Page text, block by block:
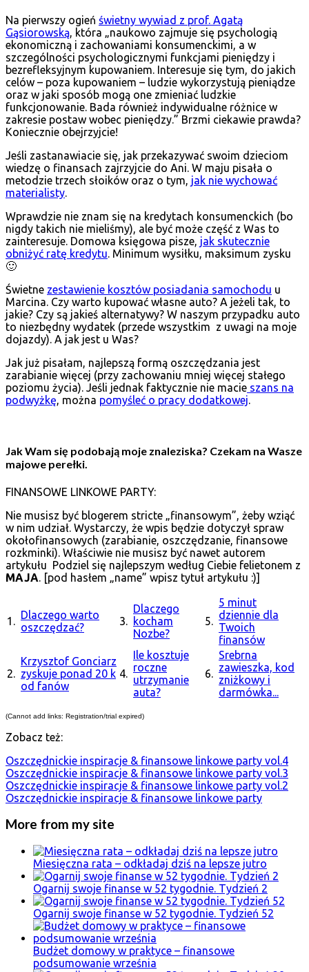
Na pierwszy ogień świetny wywiad z prof. Agatą
Gąsiorowską, która „naukowo zajmuje się psychologią
ekonomiczną i zachowaniami konsumenckimi, a w
szczególności psychologicznymi funkcjami pieniędzy i
bezrefleksyjnym kupowaniem. Interesuje się tym, do jakich
celów – poza kupowaniem – ludzie wykorzystują pieniądze
oraz w jaki sposób mogą one zmieniać ludzkie
funkcjonowanie. Bada również indywidualne różnice w
zakresie postaw wobec pieniędzy.” Brzmi ciekawie prawda?
Koniecznie obejrzyjcie!
Jeśli zastanawiacie się, jak przekazywać swoim dzieciom
wiedzę o finansach zajrzyjcie do Ani. W maju pisała o
metodzie trzech słoików oraz o tym, jak nie wychować
materialisty.
Wprawdzie nie znam się na kredytach konsumenckich (bo
nigdy takich nie mieliśmy), ale być może część z Was to
zainteresuje. Domowa księgowa pisze, jak skutecznie
obniżyć ratę kredytu. Minimum wysiłku, maksimum zysku
🙂
Świetne zestawienie kosztów posiadania samochodu u
Marcina. Czy warto kupować własne auto? A jeżeli tak, to
jakie? Czy są jakieś alternatywy? W naszym przypadku auto
to niezbędny wydatek (przede wszystkim z uwagi na moje
dojazdy). A jak jest u Was?
Jak już pisałam, najlepszą formą oszczędzania jest
zarabianie więcej (przy zachowaniu mniej więcej stałego
poziomu życia). Jeśli jednak faktycznie nie macie szans na
podwyżkę, można pomyśleć o pracy dodatkowej.
Jak Wam się podobają moje znaleziska? Czekam na Wasze
majowe perełki.
FINANSOWE LINKOWE PARTY:
Nie musisz być blogerem stricte „finansowym”, żeby wziąć
w nim udział. Wystarczy, że wpis będzie dotyczył spraw
okołofinansowych (zarabianie, oszczędzanie, finansowe
rozkminki). Właściwie nie musisz być nawet autorem
artykułu Podziel się najlepszym według Ciebie felietonem z
MAJA . [pod hasłem „name” wpisz tytuł artykułu :)]
1.
Dlaczego warto
oszczędzać?
3.
Dlaczego
kocham
Nozbe?
5.
5 minut
dziennie dla
Twoich
finansów
2.
Krzysztof Gonciarz
zyskuje ponad 20 k
od fanów
4.
Ile kosztuje
roczne
utrzymanie
auta?
6.
Srebrna
zawieszka, kod
zniżkowy i
darmówka...
(Cannot add links: Registration/trial expired)
Zobacz też:
Oszczędnickie inspiracje & finansowe linkowe party vol.4
Oszczędnickie inspiracje & finansowe linkowe party vol.3
Oszczędnickie inspiracje & finansowe linkowe party vol.2
Oszczędnickie inspiracje & finansowe linkowe party
More from my site
Miesięczna rata – odkładaj dziś na lepsze jutro
Ogarnij swoje finanse w 52 tygodnie. Tydzień 2
Ogarnij swoje finanse w 52 tygodnie. Tydzień 52
Budżet domowy w praktyce – finansowe
podsumowanie września